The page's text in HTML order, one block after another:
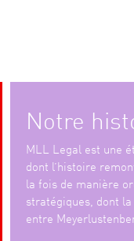
Notre
MLL Legal est une
dont l’histoire
la fois de manière
stratégiques, dont
entre